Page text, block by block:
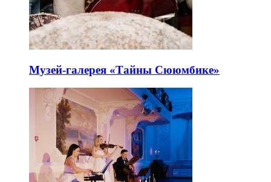
Музей-галерея «Тайны Сююмбике»